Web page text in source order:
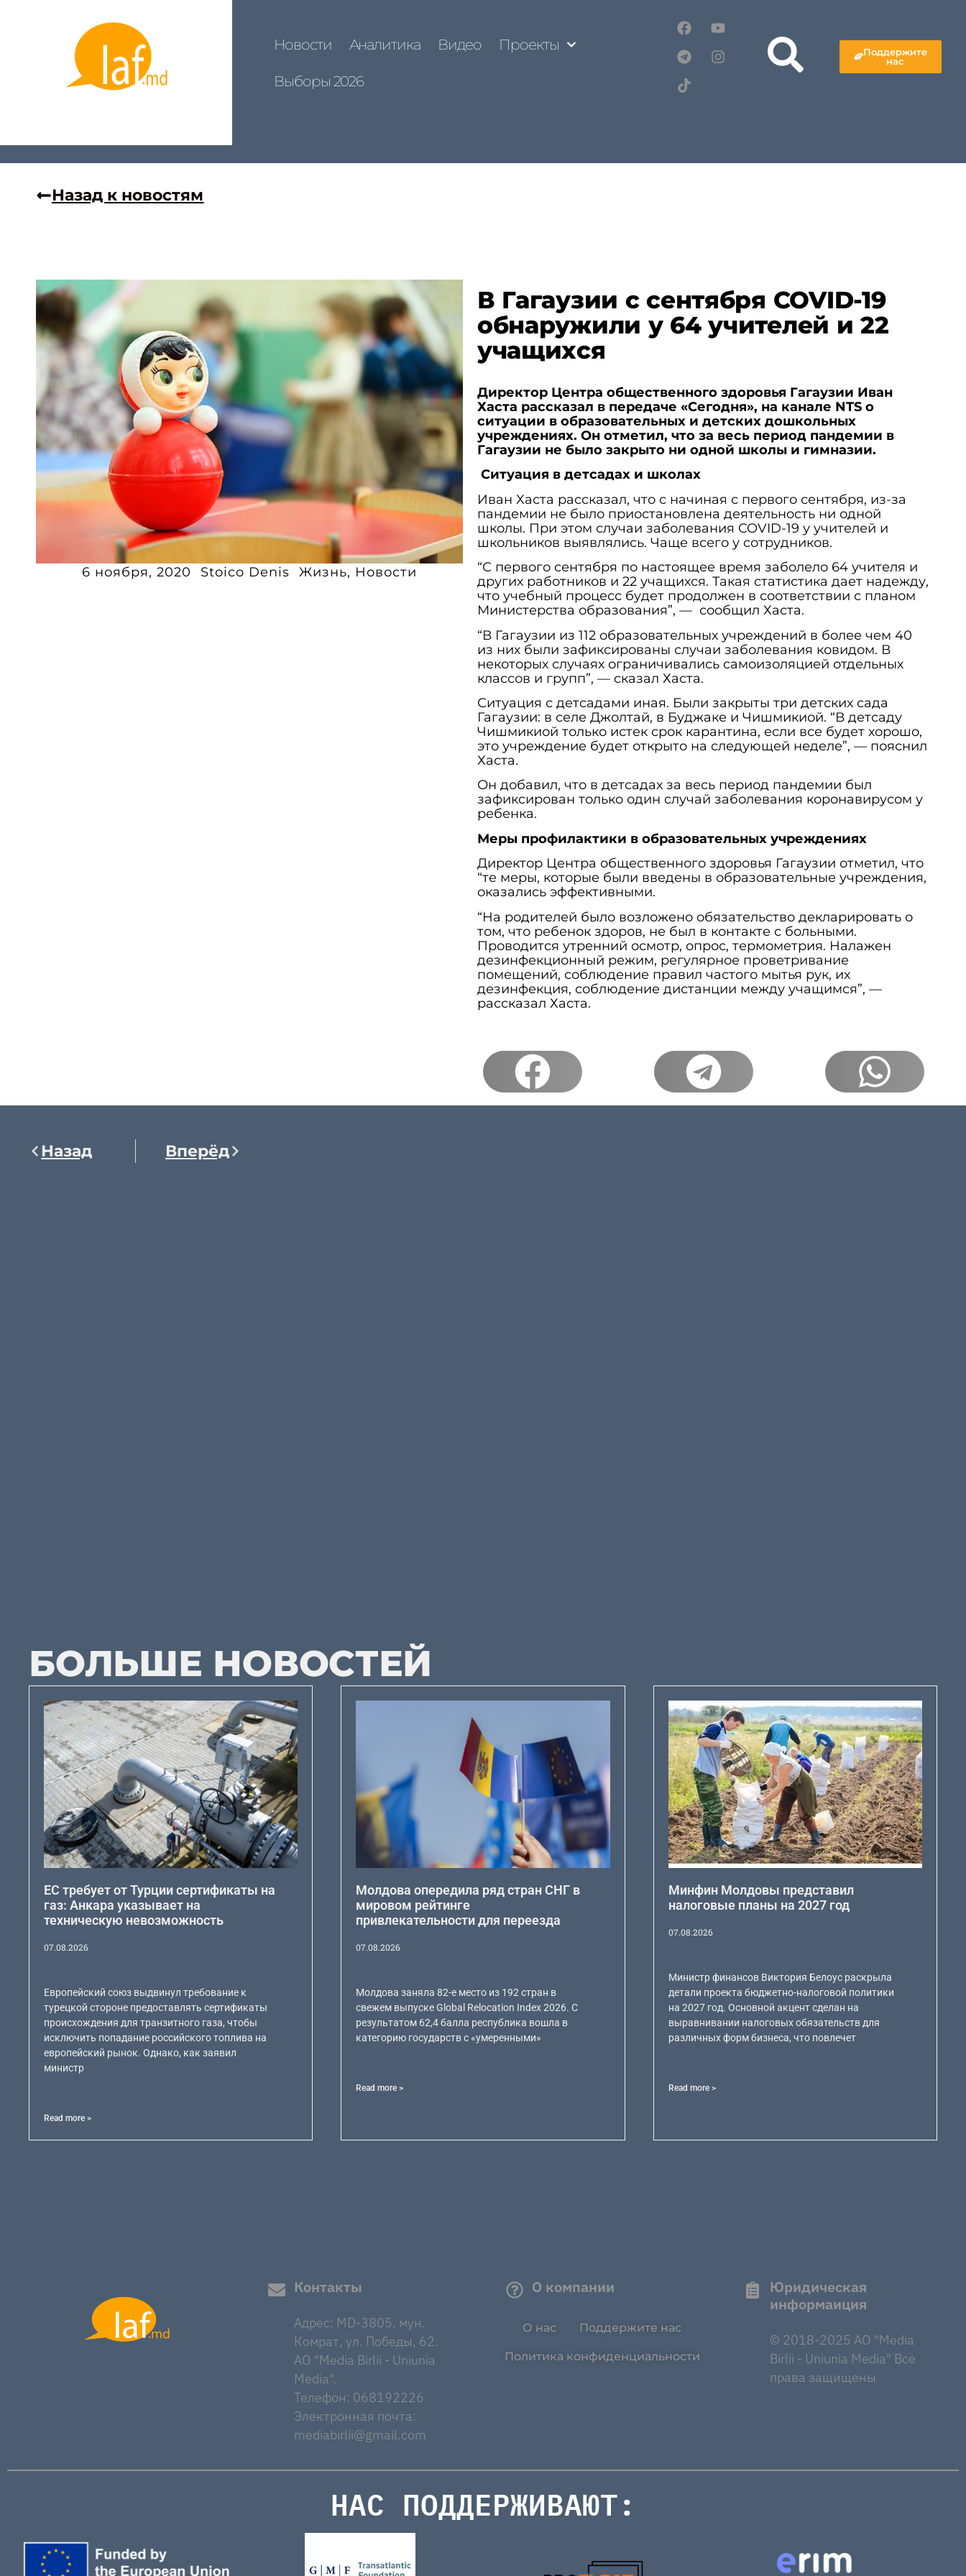
Новости Аналитика Видео Проекты
Выборы 2026
Поддержите
нас
Назад к новостям
6 ноября, 2020 Stoico Denis Жизнь, Новости
В Гагаузии с сентября COVID-19
обнаружили у 64 учителей и 22
учащихся
Директор Центра общественного здоровья Гагаузии Иван
Хаста рассказал в передаче «Сегодня», на канале NTS о
ситуации в образовательных и детских дошкольных
учреждениях. Он отметил, что за весь период пандемии в
Гагаузии не было закрыто ни одной школы и гимназии.
Ситуация в детсадах и школах
Иван Хаста рассказал, что с начиная с первого сентября, из-за
пандемии не было приостановлена деятельность ни одной
школы. При этом случаи заболевания COVID-19 у учителей и
школьников выявлялись. Чаще всего у сотрудников.
“С первого сентября по настоящее время заболело 64 учителя и
других работников и 22 учащихся. Такая статистика дает надежду,
что учебный процесс будет продолжен в соответствии с планом
Министерства образования”, — сообщил Хаста.
“В Гагаузии из 112 образовательных учреждений в более чем 40
из них были зафиксированы случаи заболевания ковидом. В
некоторых случаях ограничивались самоизоляцией отдельных
классов и групп”, — сказал Хаста.
Ситуация с детсадами иная. Были закрыты три детских сада
Гагаузии: в селе Джолтай, в Буджаке и Чишмикиой. “В детсаду
Чишмикиой только истек срок карантина, если все будет хорошо,
это учреждение будет открыто на следующей неделе”, — пояснил
Хаста.
Он добавил, что в детсадах за весь период пандемии был
зафиксирован только один случай заболевания коронавирусом у
ребенка.
Меры профилактики в образовательных учреждениях
Директор Центра общественного здоровья Гагаузии отметил, что
“те меры, которые были введены в образовательные учреждения,
оказались эффективными.
“На родителей было возложено обязательство декларировать о
том, что ребенок здоров, не был в контакте с больными.
Проводится утренний осмотр, опрос, термометрия. Налажен
дезинфекционный режим, регулярное проветривание
помещений, соблюдение правил частого мытья рук, их
дезинфекция, соблюдение дистанции между учащимся”, —
рассказал Хаста.
Назад Вперёд
БОЛЬШЕ НОВОСТЕЙ
ЕС требует от Турции сертификаты на
газ: Анкара указывает на
техническую невозможность
07.08.2026
Европейский союз выдвинул требование к
турецкой стороне предоставлять сертификаты
происхождения для транзитного газа, чтобы
исключить попадание российского топлива на
европейский рынок. Однако, как заявил
министр
Read more >
Молдова опередила ряд стран СНГ в
мировом рейтинге
привлекательности для переезда
07.08.2026
Молдова заняла 82-е место из 192 стран в
свежем выпуске Global Relocation Index 2026. С
результатом 62,4 балла республика вошла в
категорию государств с «умеренными»
Read more >
Минфин Молдовы представил
налоговые планы на 2027 год
07.08.2026
Министр финансов Виктория Белоус раскрыла
детали проекта бюджетно-налоговой политики
на 2027 год. Основной акцент сделан на
выравнивании налоговых обязательств для
различных форм бизнеса, что повлечет
Read more >
Контакты
Адрес: MD-3805, мун.
Комрат, ул. Победы, 62.
AO "Media Birlii - Uniunia
Media".
Телефон: 068192226
Электронная почта:
mediabirlii@gmail.com
О компании
О нас Поддержите нас
Политика конфиденциальности
Юридическая
информаиция
© 2018-2025 AO "Media
Birlii - Uniunia Media" Все
права защищены
НАС ПОДДЕРЖИВАЮТ: